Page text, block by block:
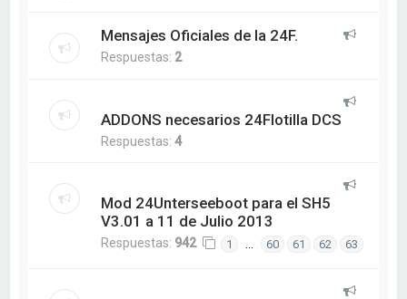
Mensajes Oficiales de la 24F.
Respuestas: 2
ADDONS necesarios 24Flotilla DCS
Respuestas:4
Mod 24Unterseeboot para el SH5
V3.01 a 11 de Julio 2013
Respuestas: 942 1 … 60 61 62 63